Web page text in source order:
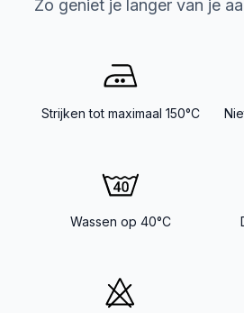
Zo geniet je langer van je
Strijken tot maximaal 150°C
Wassen op 40°C